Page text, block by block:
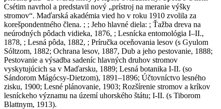
Csétim navrhol a predstavil nový „prístroj na meranie výšky
stromov“. Maďarská akadémia vied ho v roku 1910 zvolila za
korešpondentného člena. ; ; Jeho hlavné diela: ; Ťažba dreva na
neúrodných pôdach vidieka, 1876, ; Lesnícka entomológia I–II.,
1878, ; Lesná pôda, 1882, ; Príručka oceňovania lesov (s Gyulom
Sóltzom, 1882; Ochrana lesov, 1887, Dub a jeho pestovanie, 1888;
Pestovanie a výsadba sadeníc hlavných druhov stromov
vyskytujúcich sa v Maďarsku, 1889; Lesná botanika I-II. (so
Sándorom Mágócsy-Dietzom), 1891–1896; Účtovníctvo lesného
zisku, 1900; Lesné plánovanie, 1903; Rozšírenie stromov a kríkov
lesníckeho významu na území uhorského štátu; I-II. (s Tiborom
Blattnym, 1913).